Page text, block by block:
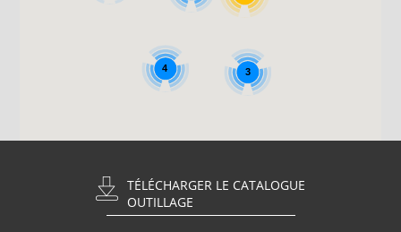
3
4
TÉLÉCHARGER LE CATALOGUE
OUTILLAGE